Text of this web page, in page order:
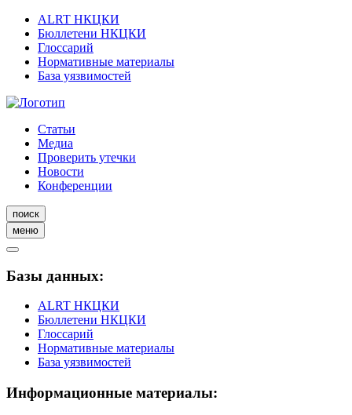
ALRT НКЦКИ
Бюллетени НКЦКИ
Глоссарий
Нормативные материалы
База уязвимостей
Статьи
Медиа
Проверить утечки
Новости
Конференции
поиск
меню
Базы данных:
ALRT НКЦКИ
Бюллетени НКЦКИ
Глоссарий
Нормативные материалы
База уязвимостей
Информационные материалы: